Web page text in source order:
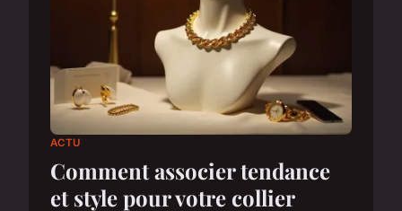
ACTU
Comment associer tendance
et style pour votre collier